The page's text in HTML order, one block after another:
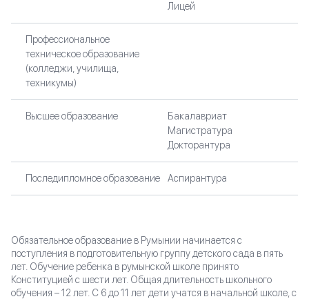
Лицей
Профессиональное
техническое образование
(колледжи, училища,
техникумы)
Высшее образование
Бакалавриат
Магистратура
Докторантура
Последипломное образование Аспирантура
Обязательное образование в Румынии начинается с
поступления в подготовительную группу детского сада в пять
лет. Обучение ребенка в румынской школе принято
Конституцией с шести лет. Общая длительность школьного
обучения – 12 лет. С 6 до 11 лет дети учатся в начальной школе, с